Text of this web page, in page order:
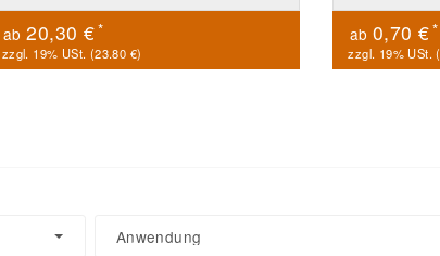
ab 20,30 €*
zzgl. 19% USt. (23.80 €)
ab 0,70 €*
zzgl. 19% USt. (
Anwendung